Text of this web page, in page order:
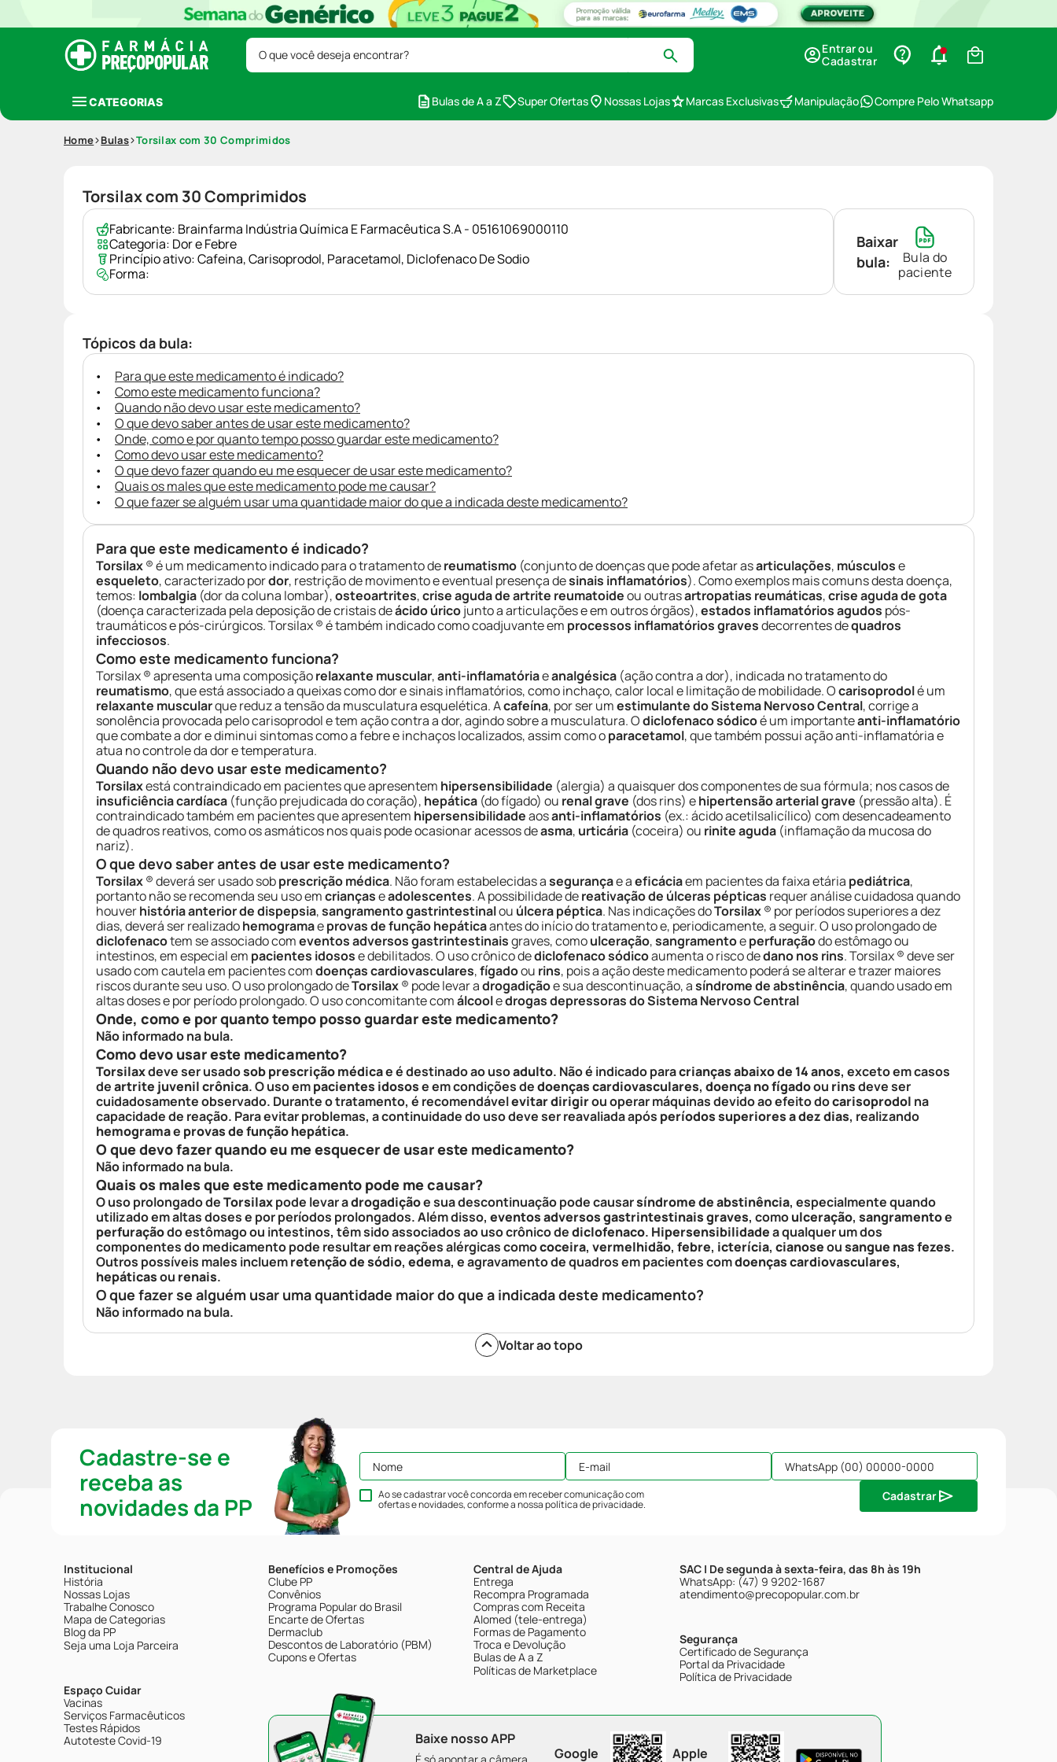
O que você deseja encontrar?
Entrar ou
Cadastrar
CATEGORIAS Bulas de A a Z Super Ofertas Nossas Lojas Marcas Exclusivas Manipulação Compre Pelo Whatsapp
Home Bulas Torsilax com 30 Comprimidos
Torsilax com 30 Comprimidos
Fabricante: Brainfarma Indústria Química E Farmacêutica S.A - 05161069000110
Categoria: Dor e Febre
Princípio ativo:Cafeina,Carisoprodol, Paracetamol, Diclofenaco De Sodio
Forma:
Baixar
bula:
Bula do
paciente
Tópicos da bula:
Para que este medicamento é indicado?
Como este medicamento funciona?
Quando não devo usar este medicamento?
O que devo saber antes de usar este medicamento?
Onde, como e por quanto tempo posso guardar este medicamento?
Como devo usar este medicamento?
O que devo fazer quando eu me esquecer de usar este medicamento?
Quais os males que este medicamento pode me causar?
O que fazer se alguém usar uma quantidade maior do que a indicada deste medicamento?
Para que este medicamento é indicado?
Torsilax® é um medicamento indicado para o tratamento dereumatismo (conjunto de doenças que pode afetar asarticulações, músculose
esqueleto, caracterizado pordor, restrição de movimento e eventual presença desinais inflamatórios). Como exemplos mais comuns desta doença,
temos: lombalgia (dor da coluna lombar),osteoartrites,crise aguda de artrite reumatoideou outrasartropatias reumáticas,crise aguda de gota
(doença caracterizada pela deposição de cristais deácido úricojunto a articulações e em outros órgãos),estados inflamatórios agudos pós-
traumáticos e pós-cirúrgicos. Torsilax ® é também indicado como coadjuvante em processos inflamatórios gravesdecorrentes dequadros
infecciosos.
Como este medicamento funciona?
Torsilax ® apresenta uma composiçãorelaxante muscular,anti-inflamatóriaeanalgésica (ação contra a dor), indicada no tratamento do
reumatismo, que está associado a queixas como dor e sinais inflamatórios, como inchaço, calor local e limitação de mobilidade. Ocarisoprodolé um
relaxante muscularque reduz a tensão da musculatura esquelética. Acafeína, por ser umestimulante do Sistema Nervoso Central, corrige a
sonolência provocada pelo carisoprodol e tem ação contra a dor, agindo sobre a musculatura. Odiclofenaco sódicoé um importanteanti-inflamatório
que combate a dor e diminui sintomas como a febre e inchaços localizados, assim como oparacetamol, que também possui ação anti-inflamatória e
atua no controle da dor e temperatura.
Quando não devo usar este medicamento?
Torsilaxestá contraindicado em pacientes que apresentem hipersensibilidade (alergia) a quaisquer dos componentes de sua fórmula; nos casos de
insuficiência cardíaca (função prejudicada do coração), hepática (do fígado) ou renal grave (dos rins) ehipertensão arterial grave (pressão alta). É
contraindicado também em pacientes que apresentem hipersensibilidadeaosanti-inflamatórios (ex.: ácido acetilsalicílico) com desencadeamento
de quadros reativos, como os asmáticos nos quais pode ocasionar acessos deasma, urticária (coceira) ou rinite aguda (inflamação da mucosa do
nariz).
O que devo saber antes de usar este medicamento?
Torsilax® deverá ser usado sobprescrição médica. Não foram estabelecidas asegurançae aeficáciaem pacientes da faixa etária pediátrica,
portanto não se recomenda seu uso emcriançaseadolescentes. A possibilidade dereativação de úlceras pépticas requer análise cuidadosa quando
houverhistória anterior de dispepsia,sangramento gastrintestinalou úlcera péptica. Nas indicações doTorsilax® por períodos superiores a dez
dias, deverá ser realizadohemogramaeprovas de função hepáticaantes do início do tratamento e, periodicamente, a seguir. O uso prolongado de
diclofenacotem se associado comeventos adversos gastrintestinaisgraves, comoulceração,sangramentoeperfuraçãodo estômago ou
intestinos, em especial em pacientes idosose debilitados. O uso crônico dediclofenaco sódicoaumenta o risco dedano nos rins. Torsilax ® deve ser
usado com cautela em pacientes comdoenças cardiovasculares,fígadoou rins, pois a ação deste medicamento poderá se alterar e trazer maiores
riscos durante seu uso. O uso prolongado deTorsilax® pode levar adrogadiçãoe sua descontinuação, asíndrome de abstinência, quando usado em
altas doses e por período prolongado. O uso concomitante comálcooledrogas depressoras do Sistema Nervoso Central
Onde, como e por quanto tempo posso guardar este medicamento?
Não informado na bula.
Como devo usar este medicamento?
Torsilaxdeve ser usadosob prescrição médicae é destinado ao usoadulto. Não é indicado paracrianças abaixo de 14 anos, exceto em casos
deartrite juvenil crônica. O uso empacientes idosose em condições dedoenças cardiovasculares, doença no fígadoou rinsdeve ser
cuidadosamente observado. Durante o tratamento, é recomendávelevitar dirigirou operar máquinas devido ao efeito docarisoprodol na
capacidade de reação. Para evitar problemas, a continuidade do uso deve ser reavaliada após períodos superiores a dez dias, realizando
hemogramae provas de função hepática.
O que devo fazer quando eu me esquecer de usar este medicamento?
Não informado na bula.
Quais os males que este medicamento pode me causar?
O uso prolongado deTorsilaxpode levar adrogadiçãoe sua descontinuação pode causarsíndrome de abstinência, especialmente quando
utilizado em altas doses e por períodos prolongados. Além disso, eventos adversos gastrintestinais graves, comoulceração, sangramentoe
perfuraçãodo estômago ou intestinos, têm sido associados ao uso crônico dediclofenaco. Hipersensibilidadea qualquer um dos
componentes do medicamento pode resultar em reações alérgicas comococeira, vermelhidão, febre, icterícia, cianoseousangue nas fezes.
Outros possíveis males incluemretenção de sódio, edema, e agravamento de quadros em pacientes comdoenças cardiovasculares,
hepáticasou renais.
O que fazer se alguém usar uma quantidade maior do que a indicada deste medicamento?
Não informado na bula.
Voltar ao topo
Cadastre-se e
receba as
novidades da PP
Ao se cadastrar você concorda em receber comunicação com
ofertas e novidades, conforme a nossapolítica de privacidade.
Cadastrar
Institucional
História
Nossas Lojas
Trabalhe Conosco
Mapa de Categorias
Blog da PP
Seja uma Loja Parceira
Espaço Cuidar
Vacinas
Serviços Farmacêuticos
Testes Rápidos
Autoteste Covid-19
Benefícios e Promoções
Clube PP
Convênios
Programa Popular do Brasil
Encarte de Ofertas
Dermaclub
Descontos de Laboratório (PBM)
Cupons e Ofertas
Central de Ajuda
Entrega
Recompra Programada
Compras com Receita
Alomed (tele-entrega)
Formas de Pagamento
Troca e Devolução
Bulas de A a Z
Políticas de Marketplace
SAC | De segunda à sexta-feira, das 8h às 19h
WhatsApp: (47) 9 9202-1687
atendimento@precopopular.com.br
Segurança
Certificado de Segurança
Portal da Privacidade
Política de Privacidade
Baixe nosso APP
Google
Apple